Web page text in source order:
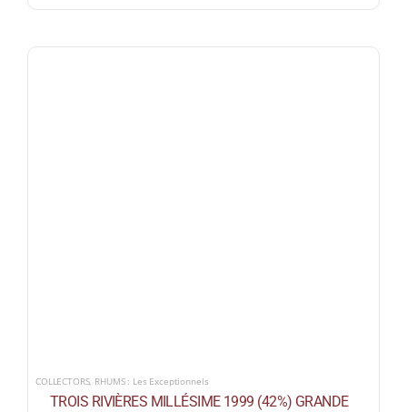
COLLECTORS, RHUMS : Les Exceptionnels
TROIS RIVIÈRES MILLÉSIME 1999 (42%) GRANDE